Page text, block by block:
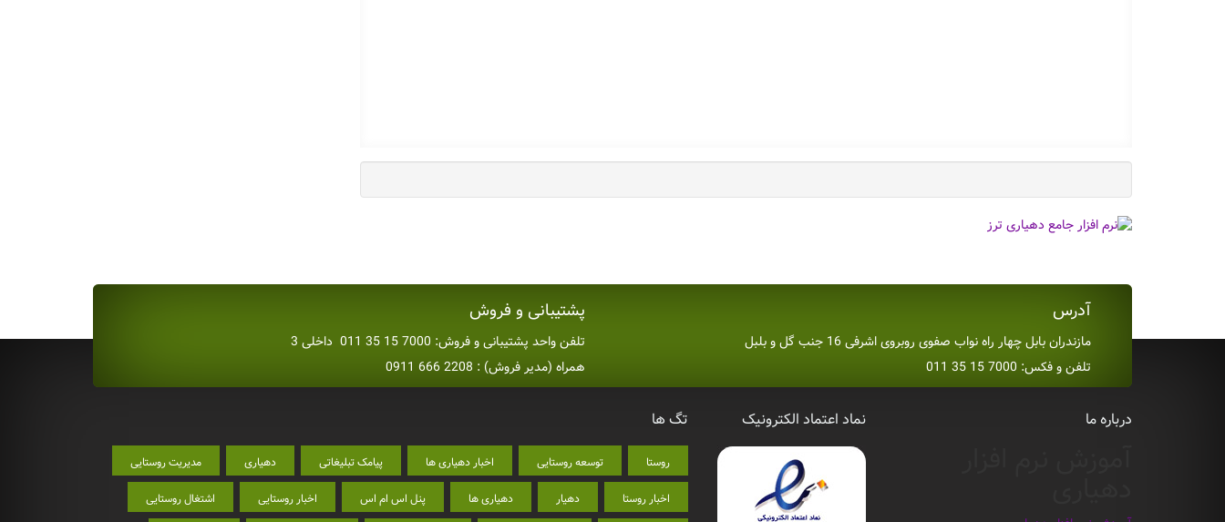
پشتیبانی و فروش
تلفن واحد پشتیبانی و فروش: 7000 15 35 011 داخلی 3
همراه (مدیر فروش) : 2208 666 0911
آدرس
مازندران بابل چهار راه نواب صفوی روبروی اشرفی 16 جنب گل و بلبل
تلفن و فکس: 7000 15 35 011
تگ ها
روستا توسعه روستایی اخبار دهیاری ها پیامک تبلیغاتی دهیاری مدیریت روستایی
اخبار روستا دهیار دهیاری ها پنل اس ام اس اخبار روستایی اشتغال روستایی
نماد اعتماد الکترونیک درباره ما